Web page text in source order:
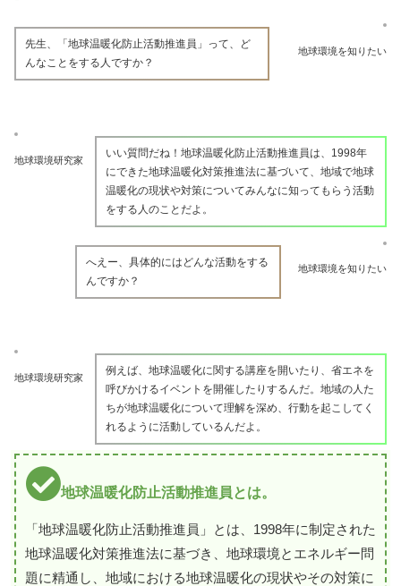
地球環境を知りたい
先生、「地球温暖化防止活動推進員」って、ど
んなことをする人ですか？
地球環境研究家
いい質問だね！地球温暖化防止活動推進員は、1998年
にできた地球温暖化対策推進法に基づいて、地域で地球
温暖化の現状や対策についてみんなに知ってもらう活動
をする人のことだよ。
地球環境を知りたい
へえー、具体的にはどんな活動をする
んですか？
地球環境研究家
例えば、地球温暖化に関する講座を開いたり、省エネを
呼びかけるイベントを開催したりするんだ。地域の人た
ちが地球温暖化について理解を深め、行動を起こしてく
れるように活動しているんだよ。
地球温暖化防止活動推進員とは。
「地球温暖化防止活動推進員」とは、1998年に制定された
地球温暖化対策推進法に基づき、地球環境とエネルギー問
題に精通し、地域における地球温暖化の現状やその対策に